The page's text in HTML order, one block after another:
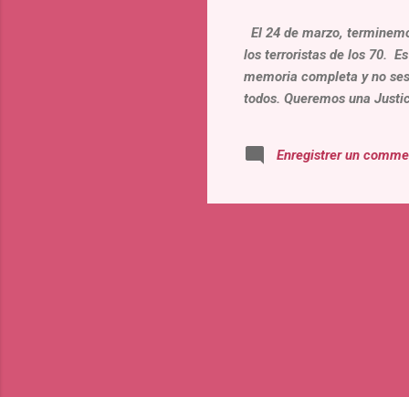
El 24 de marzo,
los terroristas de los 70.
memoria completa y no
todos. Queremos una
Enregistrer un